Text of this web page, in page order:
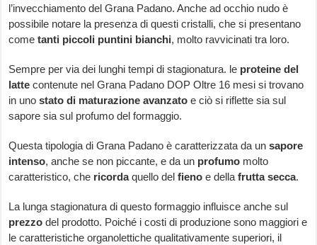
l’invecchiamento del Grana Padano. Anche ad occhio nudo è
possibile notare la presenza di questi cristalli, che si presentano
cometanti piccoli puntini bianchi, molto ravvicinati tra loro.
Sempre per via dei lunghi tempi di stagionatura. le proteine del
latte contenute nel Grana Padano DOP Oltre 16 mesi si trovano
in uno stato di maturazione avanzato e ciò si riflette sia sul
sapore sia sul profumo del formaggio.
Questa tipologia di Grana Padano è caratterizzata da unsapore
intenso, anche se non piccante, e da un profumo molto
caratteristico, che ricordaquello del fieno e della frutta secca.
La lunga stagionatura di questo formaggio influisce anche sul
prezzo del prodotto. Poiché i costi di produzione sono maggiori e
le caratteristiche organolettiche qualitativamente superiori, il